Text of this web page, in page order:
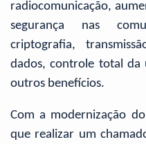
radiocomunicação,
segurança nas
criptografia,
dados, controle total da
outros benefícios.
Com a modernização
que realizar um